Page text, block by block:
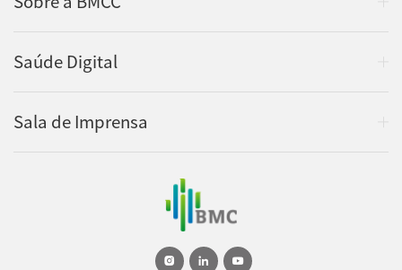
Saúde Digital
Sala de Imprensa